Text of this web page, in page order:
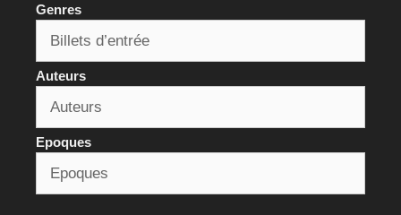
Genres
Auteurs
Epoques